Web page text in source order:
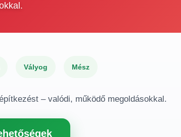
Vályog Mész
– valódi, működő megoldásokkal.